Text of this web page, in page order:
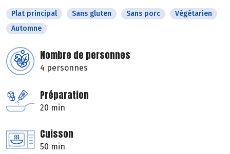
Plat principal Sans gluten Sans porc
Végétarien
Automne
Nombre de personnes
4 personnes
Préparation
20 min
Cuisson
50 min